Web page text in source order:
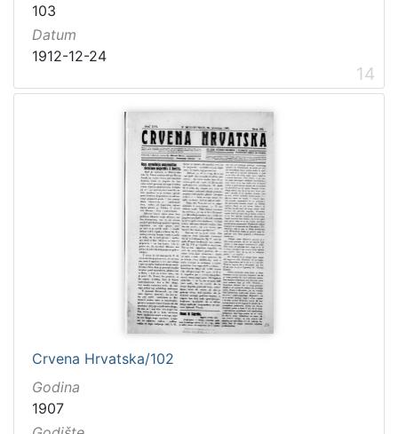
103
Datum
1912-12-24
14
Crvena Hrvatska/102
Godina
1907